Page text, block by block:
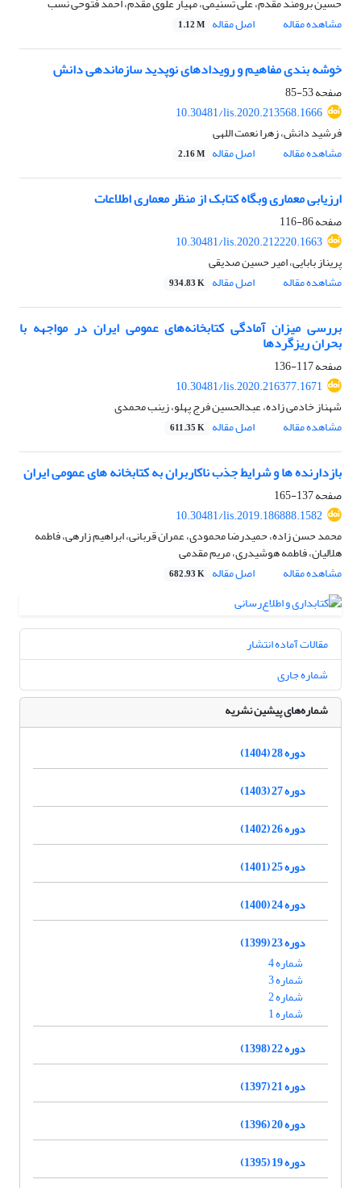
مشاهده مقاله
اصل مقاله 1.12 M
خوشه ‏بندی مفاهیم و رویدادهای نوپدید سازماندهی دانش
صفحه53-85
10.30481/lis.2020.213568.1666
فرشید دانش، زهرا نعمت اللهی
مشاهده مقاله
اصل مقاله 2.16 M
ارزیابی معماری وبگاه کتابک از منظر معماری اطلاعات
صفحه86-116
10.30481/lis.2020.212220.1663
پریناز بابایی، امیر حسین صدیقی
مشاهده مقاله
اصل مقاله 934.83 K
بررسی میزان آمادگی کتابخانه‌های عمومی ایران در مواجهه با
بحران ریزگردها
صفحه117-136
10.30481/lis.2020.216377.1671
شهناز خادمی زاده، عبدالحسین فرج پهلو، زینب محمدی
مشاهده مقاله
اصل مقاله 611.35 K
بازدارنده ها و شرایط جذب ناکاربران به کتابخانه های عمومی ایران
صفحه137-165
10.30481/lis.2019.186888.1582
محمد حسن زاده، حمیدرضا محمودی، عمران قربانی، ابراهیم زارهی، فاطمه
هلالیان، فاطمه هوشیدری، مریم مقدمی
مشاهده مقاله
اصل مقاله 682.93 K
مقالات آماده انتشار
شماره جاری
شماره‌های پیشین نشریه
دوره 28 (1404)
دوره 27 (1403)
دوره 26 (1402)
دوره 25 (1401)
دوره 24 (1400)
دوره 23 (1399)
شماره 4
شماره 3
شماره 2
شماره 1
دوره 22 (1398)
دوره 21 (1397)
دوره 20 (1396)
دوره 19 (1395)